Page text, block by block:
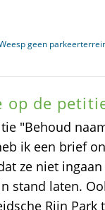
geen
op de
"Behoud
ik een brief
ze niet
stand laten.
Rijn Park